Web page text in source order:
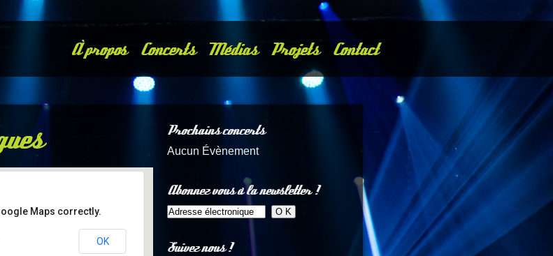
À propos Concerts Médias Projets Contact
Maps correctly.
OK
Prochains concerts
Aucun Évènement
Abonnez vous à la newsletter !
Suivez nous !